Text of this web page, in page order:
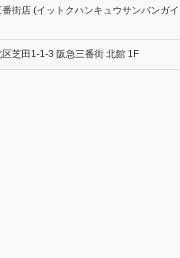
街店 (イットクハンキュウサンバンガイ
芝田1-1-3 阪急三番街 北館 1F